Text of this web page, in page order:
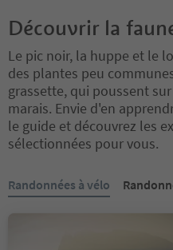
Découvrir la
Le pic noir, la huppe et le
des plantes peu
grassette, qui poussent
marais. Envie d'en
le guide et découvrez les
sélectionnées pour vous.
Vous êtes sur un curseur à
Randonnées à vélo